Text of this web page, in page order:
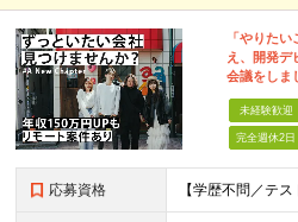
「やりた
え、開発デ
会議をしま
未経験歓迎
完全週休2日
応募資格